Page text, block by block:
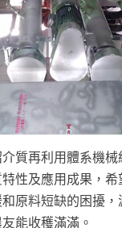
質再利用體系機
性及應用成果，
原料短缺的困擾，
能收穫滿滿。